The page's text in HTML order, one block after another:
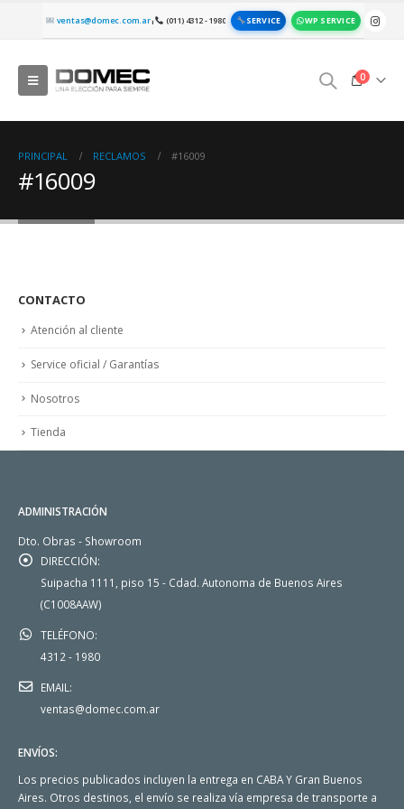
ventas@domec.com.ar| (011) 4312 - 1980 SERVICE WP SERVICE
0
PRINCIPAL RECLAMOS #16009
#16009
CONTACTO
Atención al cliente
Service oficial / Garantías
Nosotros
Tienda
ADMINISTRACIÓN
Dto. Obras - Showroom
DIRECCIÓN:
Suipacha 1111, piso 15 - Cdad. Autonoma de Buenos Aires
(C1008AAW)
TELÉFONO:
4312 - 1980
EMAIL:
ventas@domec.com.ar
ENVÍOS:
Los precios publicados incluyen la entrega en CABA Y Gran Buenos
Aires. Otros destinos, el envío se realiza vía empresa de transporte a